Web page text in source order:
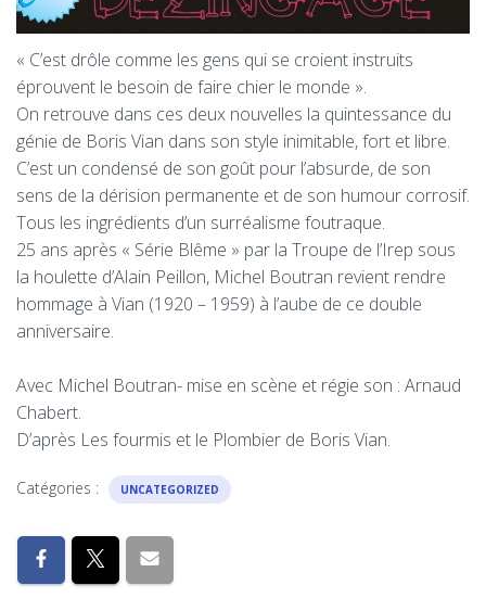
« C’est drôle comme les gens qui se croient instruits
éprouvent le besoin de faire chier le monde ».
On retrouve dans ces deux nouvelles la quintessance du
génie de Boris Vian dans son style inimitable, fort et libre.
C’est un condensé de son goût pour l’absurde, de son
sens de la dérision permanente et de son humour corrosif.
Tous les ingrédients d’un surréalisme foutraque.
25 ans après « Série Blême » par la Troupe de l’Irep sous
la houlette d’Alain Peillon, Michel Boutran revient rendre
hommage à Vian (1920 – 1959) à l’aube de ce double
anniversaire.
Avec Michel Boutran- mise en scène et régie son : Arnaud
Chabert.
D’après Les fourmis et le Plombier de Boris Vian.
Catégories : UNCATEGORIZED